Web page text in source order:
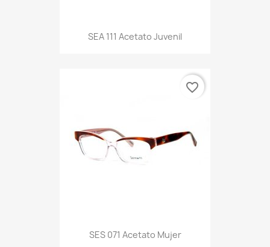
SEA 111 Acetato Juvenil
SES 071 Acetato Mujer
favorite_border